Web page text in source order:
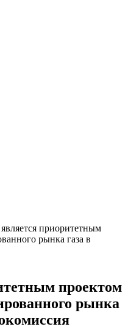
приоритетным
рынка газа в
проектом
рынка